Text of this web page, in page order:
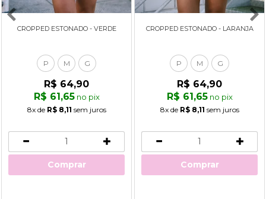
CROPPED ESTONADO - VERDE
P M G
R$ 64,90
R$ 61,65 no pix
8xde R$ 8,11 sem juros
Comprar
CROPPED ESTONADO - LARANJA
P M G
R$ 64,90
R$ 61,65 no pix
8xde R$ 8,11 sem juros
Comprar